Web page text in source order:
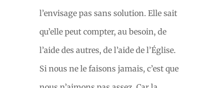
l’envisage pas sans solution. Elle sait
qu’elle peut compter, au besoin, de
l’aide des autres, de l’aide de l’Église.
Si nous ne le faisons jamais, c’est que